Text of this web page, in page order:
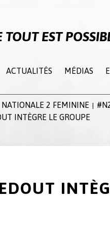
TOUT EST
ACTUALITÉS MÉDIAS
NATIONALE 2 FEMININE
INTÈGRE LE GROUPE